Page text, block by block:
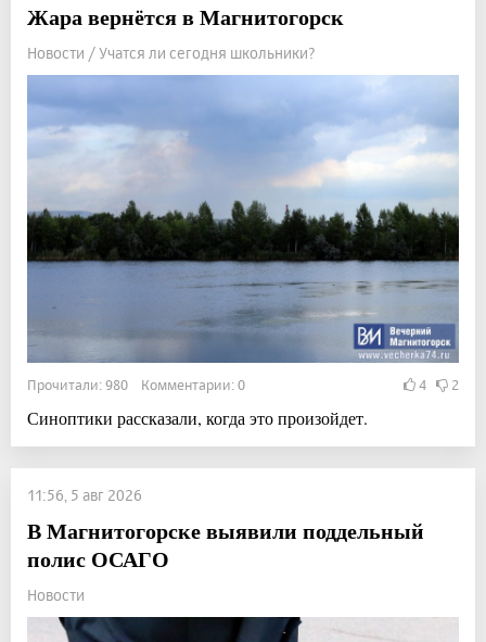
Жара вернётся в Магнитогорск
Новости / Учатся ли сегодня школьники?
Прочитали: 980 Комментарии: 0 4 2
Синоптики рассказали, когда это произойдет.
11:56, 5 авг 2026
В Магнитогорске выявили поддельный
полис ОСАГО
Новости